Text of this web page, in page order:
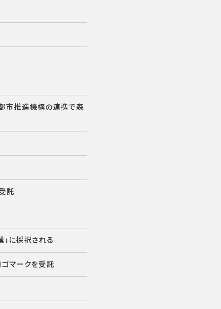
市推進機構の連携で森
託
に採択される
マークを受託